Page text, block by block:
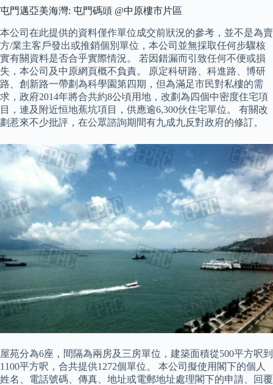
屯門邁亞美海灣: 屯門碼頭 @中原樓市片區
本公司在此提供的資料僅作單位成交前狀況的參考，並不是為賣
方/業主客戶發出或推銷個別單位，本公司並無採取任何步驟核
實有關資料是否合乎實際情況。 若因錯漏而引致任何不便或損
失，本公司及中原網頁概不負責。 原定科研路、科進路、博研
路、創新路一帶劃為科學園第四期，但為滿足市民對私樓的需
求，政府2014年將合共約8公頃用地，改劃為四個中密度住宅項
目，連及附近恒地蕉坑項目，供應逾6,300伙住宅單位。 有關改
劃惹來不少批評，在公眾諮詢期間有九成九反對政府的修訂。
屋苑分為6座，間隔為兩房及三房單位，建築面積從500平方呎到
1100平方呎，合共提供1272個單位。 本公司擬使用閣下的個人
姓名、電話號碼、傳真、地址或電郵地址處理閣下的申請、回覆